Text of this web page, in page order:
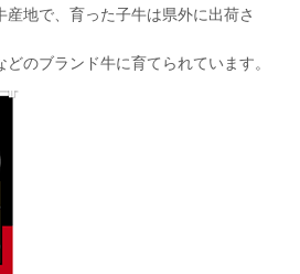
地で、育った子牛は県外に出荷さ
どのブランド牛に育てられています。